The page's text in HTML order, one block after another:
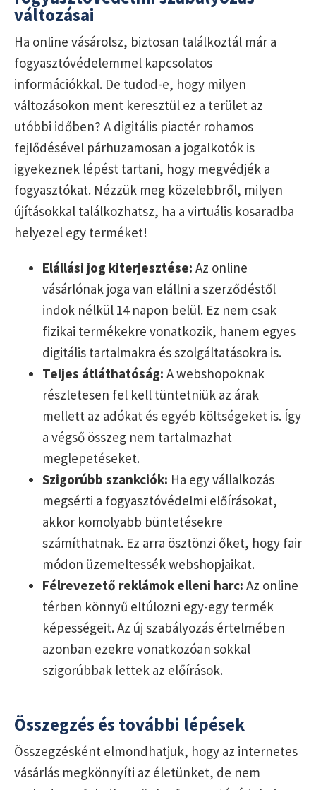
változásai
Ha online vásárolsz, biztosan találkoztál már a
fogyasztóvédelemmel kapcsolatos
információkkal. De tudod-e, hogy milyen
változásokon ment keresztül ez a terület az
utóbbi időben? A digitális piactér rohamos
fejlődésével párhuzamosan a jogalkotók is
igyekeznek lépést tartani, hogy megvédjék a
fogyasztókat. Nézzük meg közelebbről, milyen
újításokkal találkozhatsz, ha a virtuális kosaradba
helyezel egy terméket!
Elállási jog kiterjesztése: Az online
vásárlónak joga van elállni a szerződéstől
indok nélkül 14 napon belül. Ez nem csak
fizikai termékekre vonatkozik, hanem egyes
digitális tartalmakra és szolgáltatásokra is.
Teljes átláthatóság: A webshopoknak
részletesen fel kell tüntetniük az árak
mellett az adókat és egyéb költségeket is. Így
a végső összeg nem tartalmazhat
meglepetéseket.
Szigorúbb szankciók: Ha egy vállalkozás
megsérti a fogyasztóvédelmi előírásokat,
akkor komolyabb büntetésekre
számíthatnak. Ez arra ösztönzi őket, hogy fair
módon üzemeltessék webshopjaikat.
Félrevezető reklámok elleni harc: Az online
térben könnyű eltúlozni egy-egy termék
képességeit. Az új szabályozás értelmében
azonban ezekre vonatkozóan sokkal
szigorúbbak lettek az előírások.
Összegzés és további lépések
Összegzésként elmondhatjuk, hogy az internetes
vásárlás megkönnyíti az életünket, de nem